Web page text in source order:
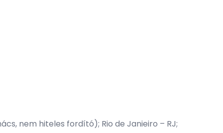
nem hiteles fordító); Rio de Janieiro – RJ;